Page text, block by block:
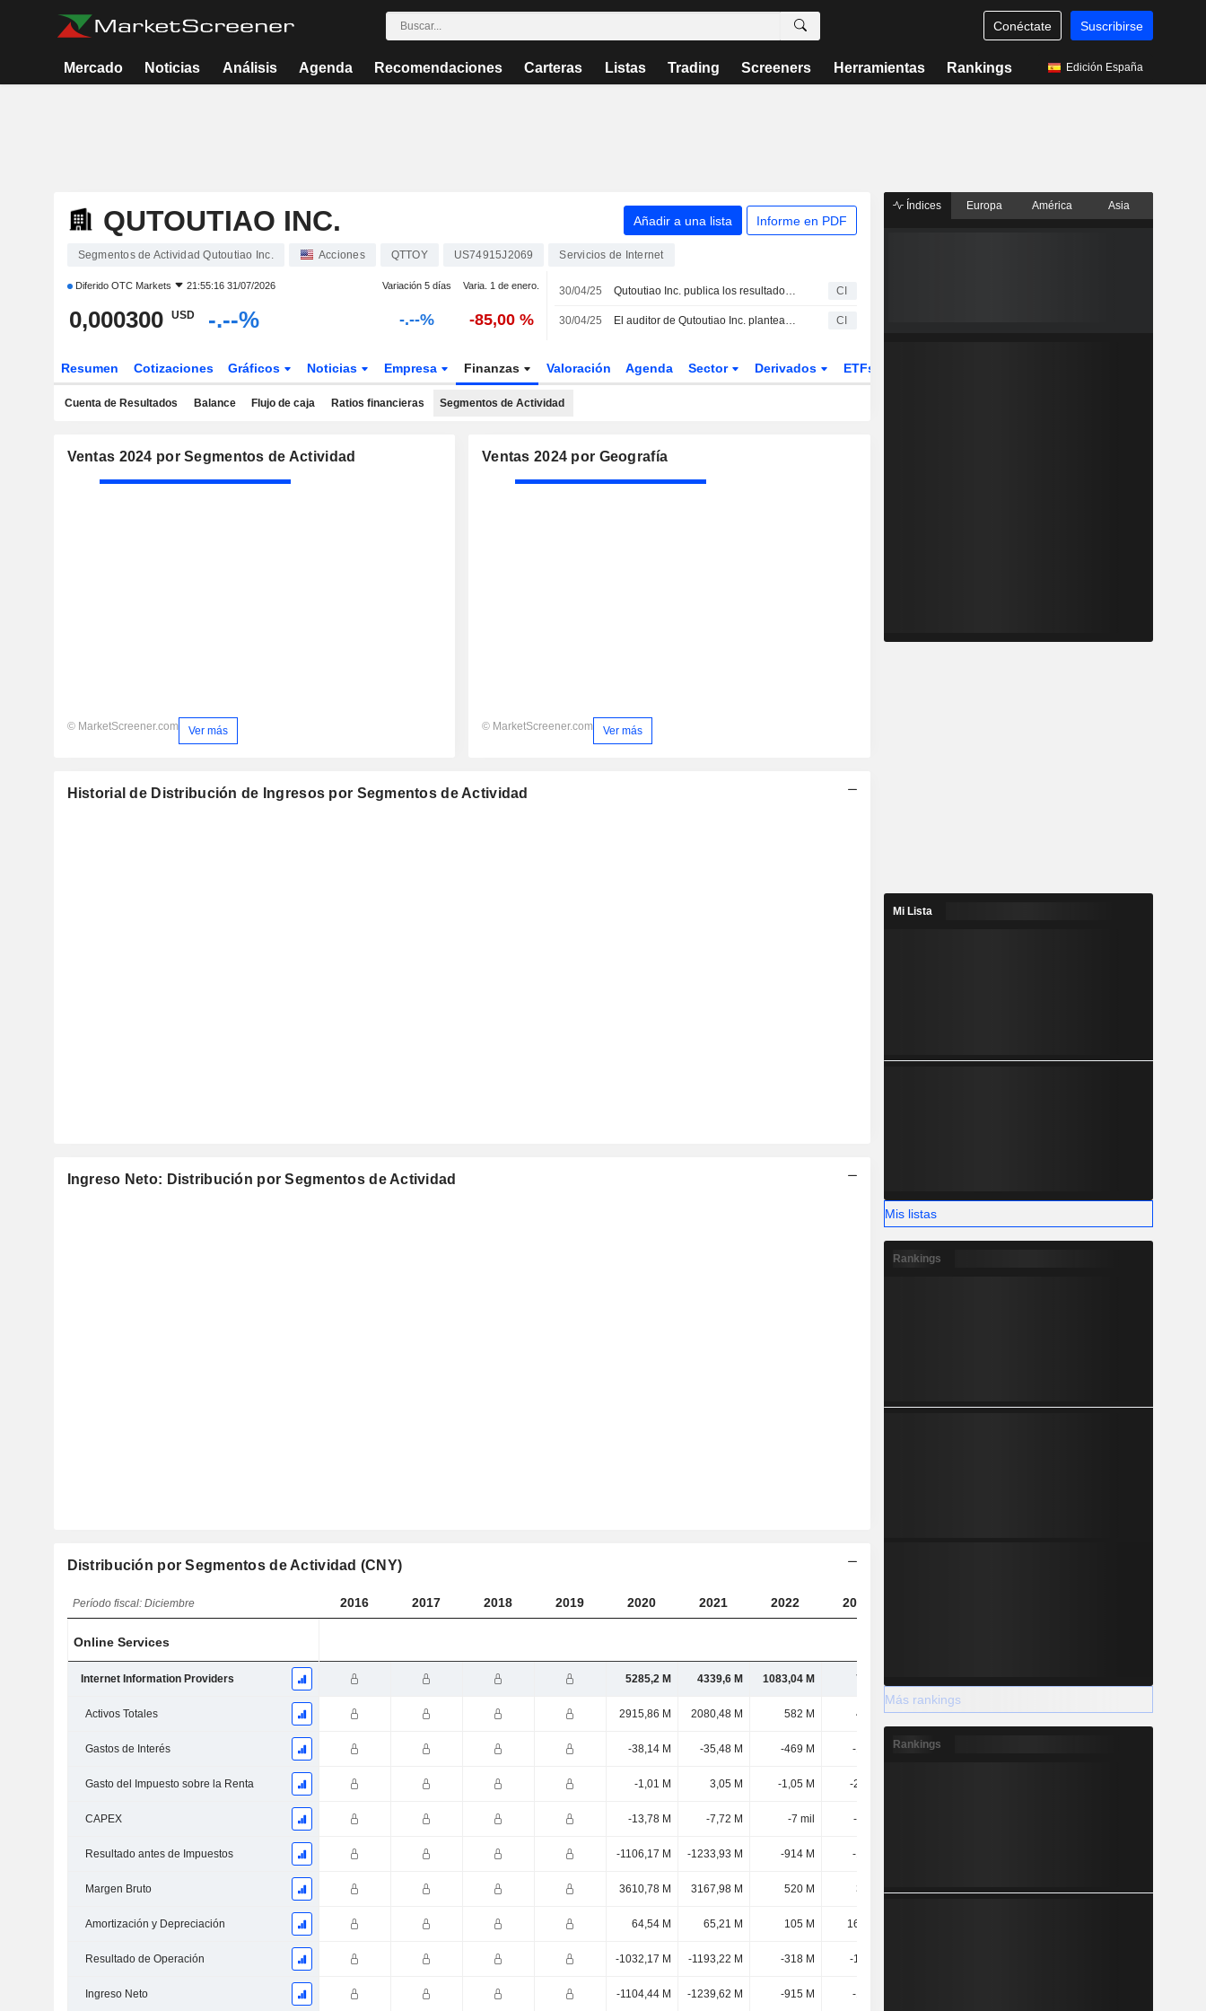
Conéctate Suscribirse
Mercado Noticias Análisis Agenda Recomendaciones Carteras Listas Trading Screeners Herramientas Rankings Edición España
QUTOUTIAO INC. Añadir a una lista Informe en PDF
Segmentos de Actividad Qutoutiao Inc. Acciones QTTOY US74915J2069 Servicios de Internet
Diferido OTC Markets 21:55:16 31/07/2026 Variación 5 días Varia. 1 de enero.
0,000300 USD -.--% -.--% -85,00 %
30/04/25 Qutoutiao Inc. publica los resultados financieros del ejercicio cerrado a 31 de diciembre de 2024. CI
30/04/25 El auditor de Qutoutiao Inc. plantea dudas sobre la continuidad de la empresa. CI
Resumen Cotizaciones Gráficos Noticias Empresa Finanzas Valoración Agenda Sector Derivados ETFs
Cuenta de Resultados Balance Flujo de caja Ratios financieras Segmentos de Actividad
Ventas 2024 por Segmentos de Actividad
© MarketScreener.com Ver más
Ventas 2024 por Geografía
© MarketScreener.com Ver más
Historial de Distribución de Ingresos por Segmentos de Actividad
Ingreso Neto: Distribución por Segmentos de Actividad
Distribución por Segmentos de Actividad (CNY)
Período fiscal: Diciembre 2016 2017 2018 2019 2020 2021 2022 2023
Online Services
Internet Information Providers 5285,2 M 4339,6 M 1083,04 M 746 M
Activos Totales 2915,86 M 2080,48 M 582 M 413 M 479 M
Gastos de Interés -38,14 M -35,48 M -469 M -186 M -202 M
Gasto del Impuesto sobre la Renta -1,01 M 3,05 M -1,05 M -2,03 M
CAPEX -13,78 M -7,72 M -7 mil -54 mil
Resultado antes de Impuestos -1106,17 M -1233,93 M -914 M -187 M
Margen Bruto 3610,78 M 3167,98 M 520 M 330 M
Amortización y Depreciación 64,54 M 65,21 M 105 M 16,65 M
Resultado de Operación -1032,17 M -1193,22 M -318 M -1,89 M
Ingreso Neto -1104,44 M -1239,62 M -915 M -185 M
Índices Europa América Asia
Mi Lista
Mis listas
Rankings
Más rankings
Rankings